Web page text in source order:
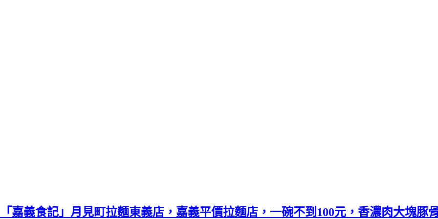
「嘉義食記」月見町拉麵東義店，嘉義平價拉麵店，一碗不到100元，香濃肉大塊豚